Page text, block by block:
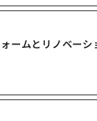
ームとリノベーシ